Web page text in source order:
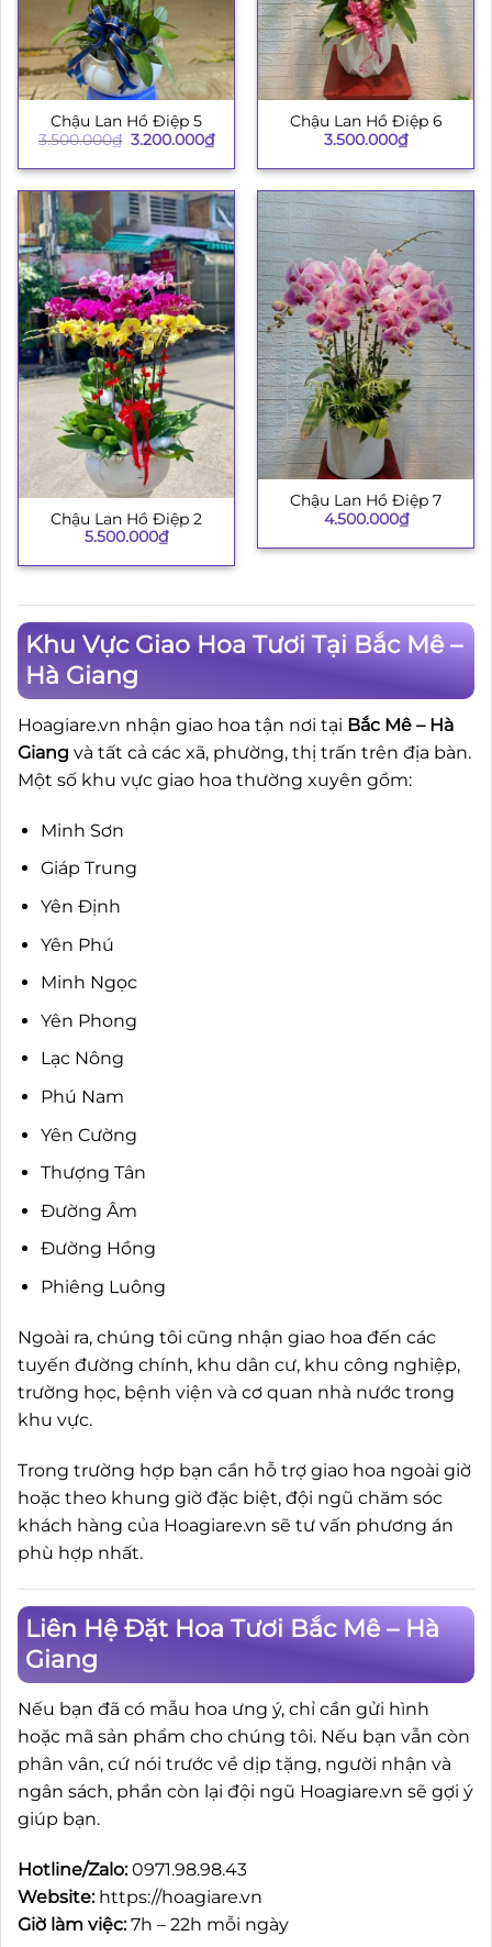
Chậu Lan Hồ Điệp 5
3.500.000₫ Giá
là:
3.200.000₫Giá
hiện
tại
3.200.000₫.
Chậu Lan Hồ Điệp 6
3.500.000₫
Chậu Lan Hồ Điệp 2
5.500.000₫
Chậu Lan Hồ Điệp 7
4.500.000₫
Khu Vực Giao Hoa Tươi Tại Bắc Mê –
Hà Giang
Hoagiare.vn nhận giao hoa tận nơi tại Bắc Mê – Hà
Giang và tất cả các xã, phường, thị trấn trên địa bàn.
Một số khu vực giao hoa thường xuyên gồm:
Minh Sơn
Giáp Trung
Yên Định
Yên Phú
Minh Ngọc
Yên Phong
Lạc Nông
Phú Nam
Yên Cường
Thượng Tân
Đường Âm
Đường Hồng
Phiêng Luông
Ngoài ra, chúng tôi cũng nhận giao hoa đến các
tuyến đường chính, khu dân cư, khu công nghiệp,
trường học, bệnh viện và cơ quan nhà nước trong
khu vực.
Trong trường hợp bạn cần hỗ trợ giao hoa ngoài giờ
hoặc theo khung giờ đặc biệt, đội ngũ chăm sóc
khách hàng của Hoagiare.vn sẽ tư vấn phương án
phù hợp nhất.
Liên Hệ Đặt Hoa Tươi Bắc Mê – Hà
Giang
Nếu bạn đã có mẫu hoa ưng ý, chỉ cần gửi hình
hoặc mã sản phẩm cho chúng tôi. Nếu bạn vẫn còn
phân vân, cứ nói trước về dịp tặng, người nhận và
ngân sách, phần còn lại đội ngũ Hoagiare.vn sẽ gợi ý
giúp bạn.
Hotline/Zalo:0971.98.98.43
Website: https://hoagiare.vn
Giờ làm việc:7h – 22h mỗi ngày